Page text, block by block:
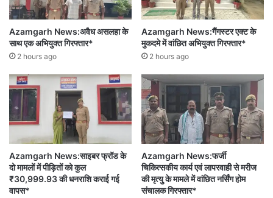
Azamgarh News:अवैध असलहा के
साथ एक अभियुक्त गिरफ्तार*
2 hours ago
Azamgarh News:गैंगस्टर एक्ट के
मुकदमे में वांछित अभियुक्त गिरफ्तार*
2 hours ago
Azamgarh News:साइबर फ्रॉड के
दो मामलों में पीड़ितों को कुल
₹30,999.93 की धनराशि कराई गई
वापस*
Azamgarh News:फर्जी
चिकित्सकीय कार्य एवं लापरवाही से मरीज
की मृत्यु के मामले में वांछित नर्सिंग होम
संचालक गिरफ्तार*